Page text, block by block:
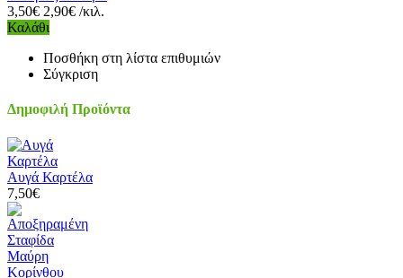
3,50€ 2,90€ /κιλ.
Καλάθι
Ποσθήκη στη λίστα επιθυμιών
Σύγκριση
Δημοφιλή Προϊόντα
Αυγά Καρτέλα
7,50€